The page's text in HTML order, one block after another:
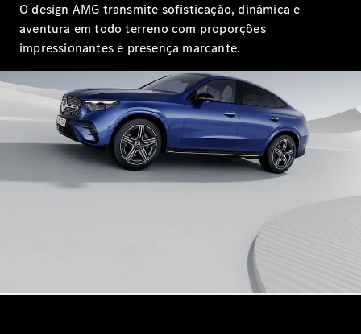
Configurador
Test drive
Showroom
GLC Coupé
O design AMG transmite sofisticação, dinâmica e
aventura em todo terreno com proporções
impressionantes e presença marcante.